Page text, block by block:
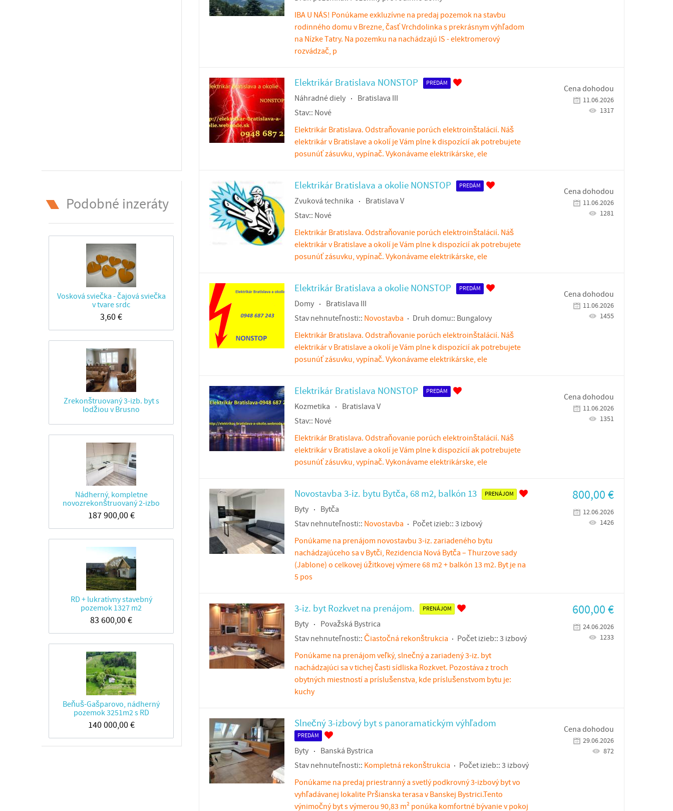
Podobné inzeráty
Vosková sviečka - čajová sviečka
v tvare srdc
3,60€
Zrekonštruovaný 3-izb. byt s
lodžiou v Brusno
Nádherný, kompletne
novozrekonštruovaný 2-izbo
187 900,00€
RD + lukratívny stavebný
pozemok 1327 m2
83 600,00€
Beňuš-Gašparovo, nádherný
pozemok 3251m2 s RD
140 000,00€
IBA U NÁS! Ponúkame exkluzívne na predaj pozemok na stavbu
rodinného domu v Brezne, časť Vrchdolinka s prekrásnym výhľadom
na Nízke Tatry. Na pozemku na nachádzajú IS - elektromerový
rozvádzač, p
Elektrikár Bratislava NONSTOP PREDÁM
Náhradné diely
Bratislava III
Stav:: Nové
Elektrikár Bratislava. Odstraňovanie porúch elektroinštalácií. Náš
elektrikár v Bratislave a okolí je Vám plne k dispozícií ak potrebujete
posunúť zásuvku, vypínač. Vykonávame elektrikárske, ele
Cena dohodou
11.06.2026
1317
Elektrikár Bratislava a okolie NONSTOP PREDÁM
Zvuková technika
Bratislava V
Stav:: Nové
Elektrikár Bratislava. Odstraňovanie porúch elektroinštalácií. Náš
elektrikár v Bratislave a okolí je Vám plne k dispozícií ak potrebujete
posunúť zásuvku, vypínač. Vykonávame elektrikárske, ele
Cena dohodou
11.06.2026
1281
Elektrikár Bratislava a okolie NONSTOP PREDÁM
Domy
Bratislava III
Stav nehnuteľnosti:: Novostavba Druh domu:: Bungalovy
Elektrikár Bratislava. Odstraňovanie porúch elektroinštalácií. Náš
elektrikár v Bratislave a okolí je Vám plne k dispozícií ak potrebujete
posunúť zásuvku, vypínač. Vykonávame elektrikárske, ele
Cena dohodou
11.06.2026
1455
Elektrikár Bratislava NONSTOP PREDÁM
Kozmetika
Bratislava V
Stav:: Nové
Elektrikár Bratislava. Odstraňovanie porúch elektroinštalácií. Náš
elektrikár v Bratislave a okolí je Vám plne k dispozícií ak potrebujete
posunúť zásuvku, vypínač. Vykonávame elektrikárske, ele
Cena dohodou
11.06.2026
1351
Novostavba 3-iz. bytu Bytča, 68 m2, balkón 13 PRENÁJOM
Byty
Bytča
Stav nehnuteľnosti:: Novostavba Počet izieb:: 3 izbový
Ponúkame na prenájom novostavbu 3-iz. zariadeného bytu
nachádzajúceho sa v Bytči, Rezidencia Nová Bytča – Thurzove sady
(Jablone) o celkovej úžitkovej výmere 68 m2 + balkón 13 m2. Byt je na
5 pos
800,00€
12.06.2026
1426
3-iz. byt Rozkvet na prenájom. PRENÁJOM
Byty
Považská Bystrica
Stav nehnuteľnosti:: Čiastočná rekonštrukcia Počet izieb:: 3 izbový
Ponúkame na prenájom veľký, slnečný a zariadený 3-iz. byt
nachádzajúci sa v tichej časti sídliska Rozkvet. Pozostáva z troch
obytných miestností a príslušenstva, kde príslušenstvom bytu je:
kuchy
600,00€
24.06.2026
1233
Slnečný 3-izbový byt s panoramatickým výhľadom
PREDÁM
Byty
Banská Bystrica
Stav nehnuteľnosti:: Kompletná rekonštrukcia Počet izieb:: 3 izbový
Ponúkame na predaj priestranný a svetlý podkrovný 3-izbový byt vo
vyhľadávanej lokalite Pršianska terasa v Banskej Bystrici.Tento
výnimočný byt s výmerou 90,83 m² ponúka komfortné bývanie v pokoj
Cena dohodou
29.06.2026
872